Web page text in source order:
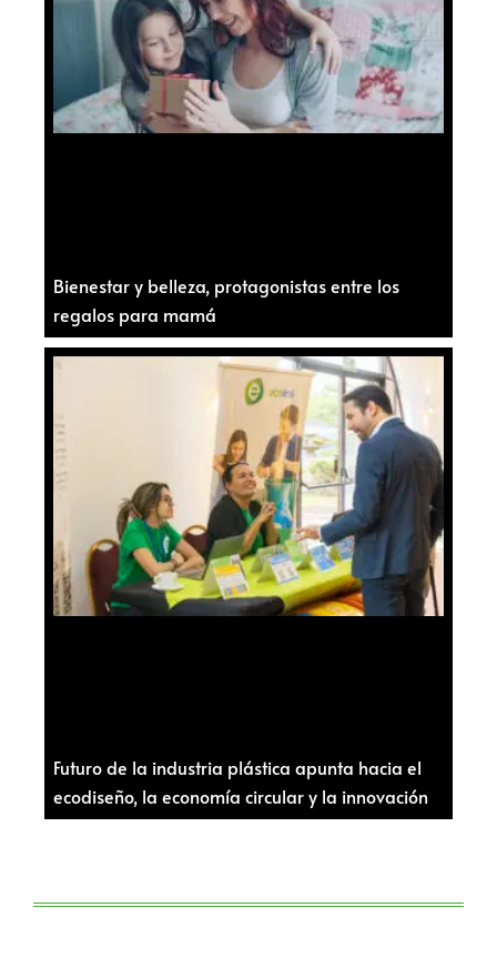
Bienestar y belleza, protagonistas entre los
regalos para mamá
Futuro de la industria plástica apunta hacia el
ecodiseño, la economía circular y la innovación